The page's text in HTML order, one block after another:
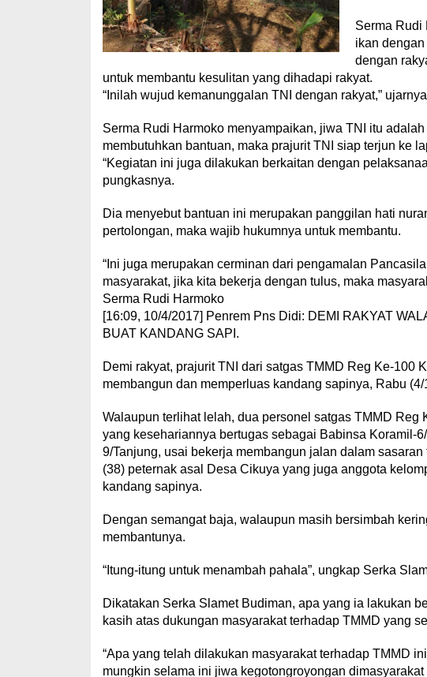
Serma Rudi
ikan dengan
dengan
untuk membantu kesulitan yang dihadapi rakyat.
“Inilah wujud kemanunggalan TNI dengan rakyat,”
Serma Rudi Harmoko menyampaikan, jiwa TNI itu
membutuhkan bantuan, maka prajurit TNI siap terjun ke
“Kegiatan ini juga dilakukan berkaitan dengan
pungkasnya.
Dia menyebut bantuan ini merupakan panggilan hati
pertolongan, maka wajib hukumnya untuk membantu.
“Ini juga merupakan cerminan dari pengamalan
masyarakat, jika kita bekerja dengan tulus, maka
Serma Rudi Harmoko
[16:09, 10/4/2017] Penrem Pns Didi: DEMI RAKYAT
BUAT KANDANG SAPI.
Demi rakyat, prajurit TNI dari satgas TMMD Reg Ke-100
membangun dan memperluas kandang sapinya, Rabu
Walaupun terlihat lelah, dua personel satgas TMMD
yang kesehariannya bertugas sebagai Babinsa Koramil-
9/Tanjung, usai bekerja membangun jalan dalam
(38) peternak asal Desa Cikuya yang juga anggota
kandang sapinya.
Dengan semangat baja, walaupun masih bersimbah
membantunya.
“Itung-itung untuk menambah pahala”, ungkap Serka
Dikatakan Serka Slamet Budiman, apa yang ia lakukan
kasih atas dukungan masyarakat terhadap TMMD yang
“Apa yang telah dilakukan masyarakat terhadap TMMD
mungkin selama ini jiwa kegotongroyongan